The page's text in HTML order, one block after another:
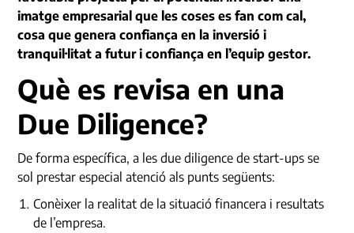
imatge empresarial que les coses es fan com cal,
cosa que genera confiança en la inversió i
tranquil·litat a futur i confiança en l’equip gestor.
Què es revisa en una
Due Diligence?
De forma específica, a les due diligence de start-ups se
sol prestar especial atenció als punts següents:
Conèixer la realitat de la situació financera i resultats
de l’empresa.